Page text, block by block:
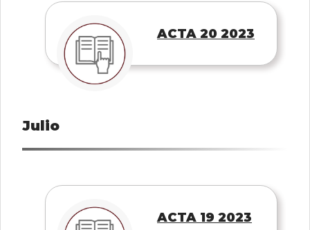
ACTA 20 2023
Julio
ACTA 19 2023